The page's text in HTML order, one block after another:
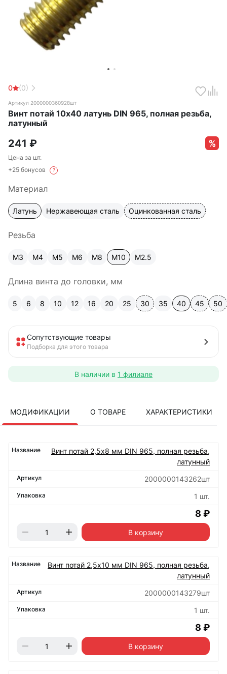
0 (0)
Артикул 2000000360928шт
Винт потай 10х40 латунь DIN 965, полная резьба,
латунный
241 ₽
Цена за шт.
+25 бонусов
?
Материал
Латунь Нержавеющая сталь Оцинкованная сталь
Резьба
М3 М4 М5 М6 М8 М10 М2.5
Длина винта до головки, мм
5 6 8 10 12 16 20 25 30 35 40 45 50
Сопутствующие товары
Подборка для этого товара
В наличии в 1 филиале
МОДИФИКАЦИИ О ТОВАРЕ ХАРАКТЕРИСТИКИ
Винт потай 2,5х8 мм DIN 965, полная резьба,
латунный
2000000143262шт
1 шт.
8 ₽
В корзину
Винт потай 2,5х10 мм DIN 965, полная резьба,
латунный
2000000143279шт
1 шт.
8 ₽
В корзину